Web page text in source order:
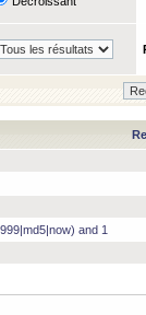
and 1